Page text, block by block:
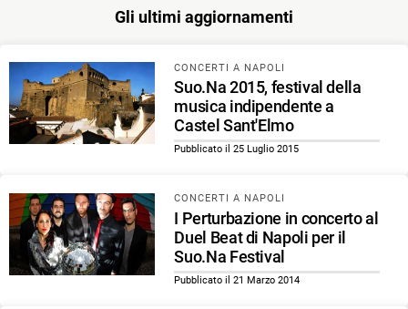
Gli ultimi aggiornamenti
CONCERTI A NAPOLI
Suo.Na 2015, festival della
musica indipendente a
Castel Sant'Elmo
Pubblicato il 25 Luglio 2015
CONCERTI A NAPOLI
I Perturbazione in concerto al
Duel Beat di Napoli per il
Suo.Na Festival
Pubblicato il 21 Marzo 2014